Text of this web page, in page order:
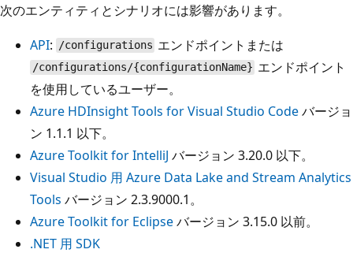
次のエンティティとシナリオには影響があります。
API: /configurations エンドポイントまたは
/configurations/{configurationName} エンドポイント
を使用しているユーザー。
Azure HDInsight Tools for Visual Studio Codeバージョ
ン 1.1.1 以下。
Azure Toolkit for IntelliJ バージョン 3.20.0 以下。
Visual Studio 用 Azure Data Lake and Stream Analytics
Tools バージョン 2.3.9000.1。
Azure Toolkit for Eclipseバージョン 3.15.0 以前。
.NET 用 SDK